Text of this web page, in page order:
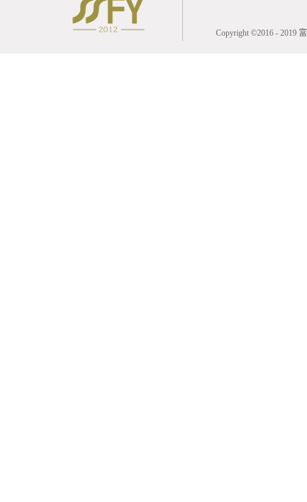
Copyright ©2016 - 2019